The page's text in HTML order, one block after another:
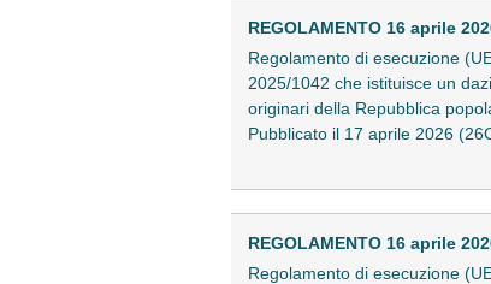
REGOLAMENTO 16 aprile
Regolamento di esecuzione
2025/1042 che istituisce un
originari della Repubblica
Pubblicato il 17 aprile 2026
REGOLAMENTO 16 aprile
Regolamento di esecuzione